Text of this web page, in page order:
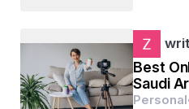
Best
Saudi
Personal